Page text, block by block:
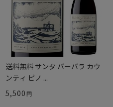
送料無料 サンタ バーバラ カウ
ンティ ピノ ...
5,500